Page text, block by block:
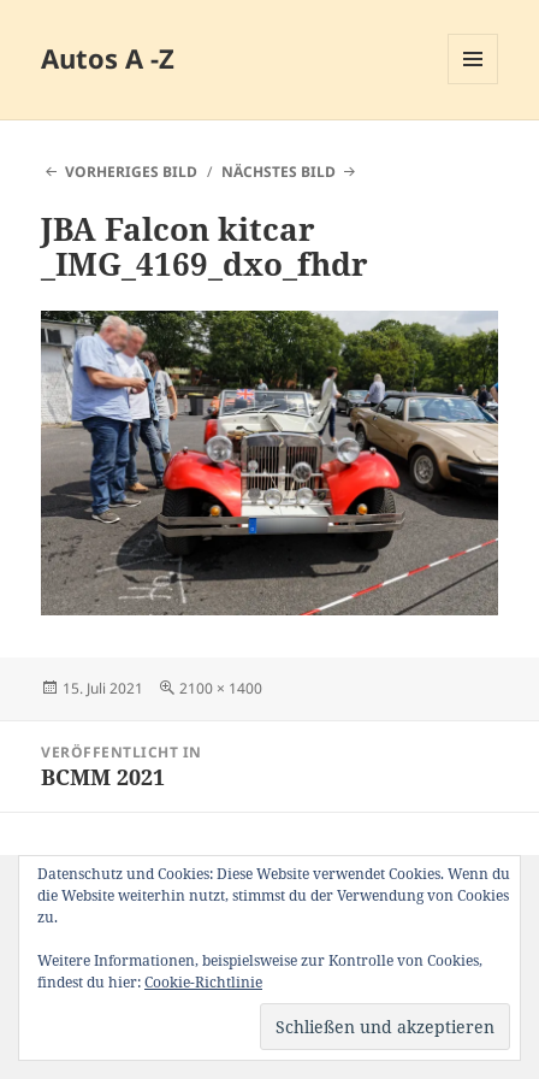
Autos A -Z
VORHERIGES BILD
NÄCHSTES BILD
JBA Falcon kitcar
_IMG_4169_dxo_fhdr
Veröffentlicht
15. Juli 2021 Originalgröße
2100 × 1400
VERÖFFENTLICHT IN
BCMM 2021
Datenschutz und Cookies: Diese Website verwendet Cookies. Wenn du
die Website weiterhin nutzt, stimmst du der Verwendung von Cookies
zu.
Weitere Informationen, beispielsweise zur Kontrolle von Cookies,
findest du hier:Cookie-Richtlinie